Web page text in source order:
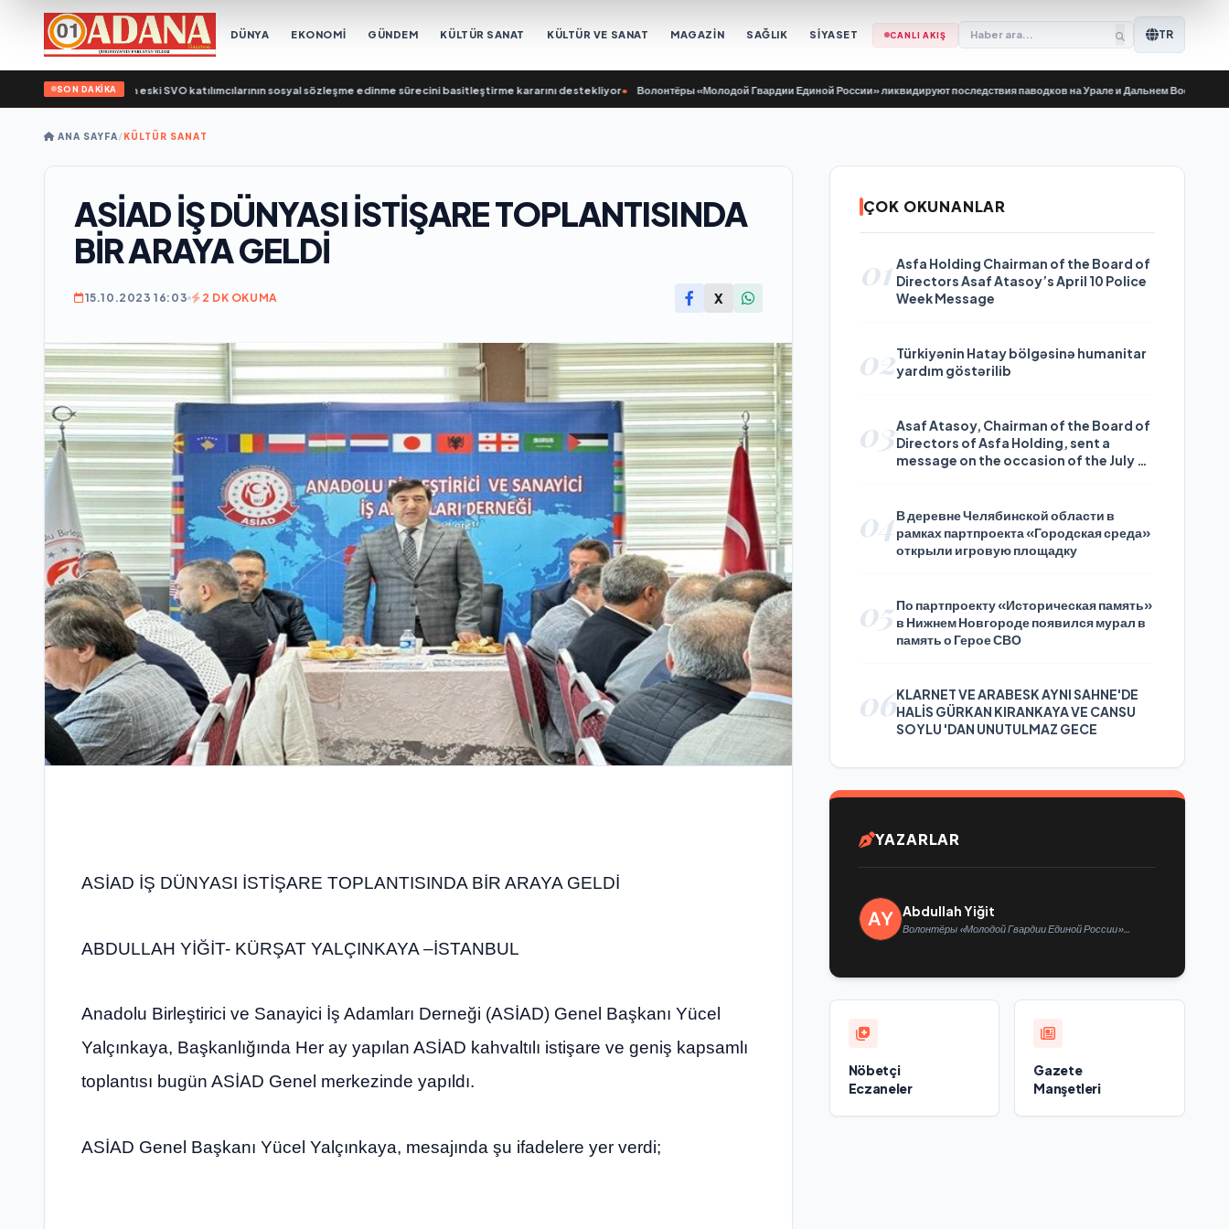
DÜNYA EKONOMİ GÜNDEM KÜLTÜR SANAT KÜLTÜR VE SANAT MAGAZİN SAĞLIK SİYASET CANLI AKIŞ TR
SON DAKİKA
Bakanlığı’nın eski SVO katılımcılarının sosyal sözleşme edinme sürecini basitleştirme kararını destekliyor• Волонтёры «Молодой Гвардии Единой России» ликвидируют последствия паводков на Урале и Дальнем Востоке•
ANA SAYFA/KÜLTÜR SANAT
ASİAD İŞ DÜNYASI İSTİŞARE TOPLANTISINDA
BİR ARAYA GELDİ
15.10.2023 16:03 2 DK OKUMA X
ASİAD İŞ DÜNYASI İSTİŞARE TOPLANTISINDA BİR ARAYA GELDİ
ABDULLAH YİĞİT- KÜRŞAT YALÇINKAYA –İSTANBUL
Anadolu Birleştirici ve Sanayici İş Adamları Derneği (ASİAD) Genel Başkanı Yücel
Yalçınkaya, Başkanlığında Her ay yapılan ASİAD kahvaltılı istişare ve geniş kapsamlı
toplantısı bugün ASİAD Genel merkezinde yapıldı.
ASİAD Genel Başkanı Yücel Yalçınkaya, mesajında şu ifadelere yer verdi;
ÇOK OKUNANLAR
01 Asfa Holding Chairman of the Board of
Directors Asaf Atasoy’s April 10 Police
Week Message
02Türkiyənin Hatay bölgəsinə humanitar
yardım göstərilib
03Asaf Atasoy, Chairman of the Board of
Directors of Asfa Holding, sent a
message on the occasion of the July 24
04В деревне Челябинской области в
рамках партпроекта «Городская среда»
открыли игровую площадку
05 По партпроекту «Историческая память»
в Нижнем Новгороде появился мурал в
память о Герое СВО
06KLARNET VE ARABESK AYNI SAHNE'DE
HALİS GÜRKAN KIRANKAYA VE CANSU
SOYLU 'DAN UNUTULMAZ GECE
YAZARLAR
Abdullah Yiğit
Волонтёры «Молодой Гвардии Единой России»
Nöbetçi
Eczaneler
Gazete
Manşetleri